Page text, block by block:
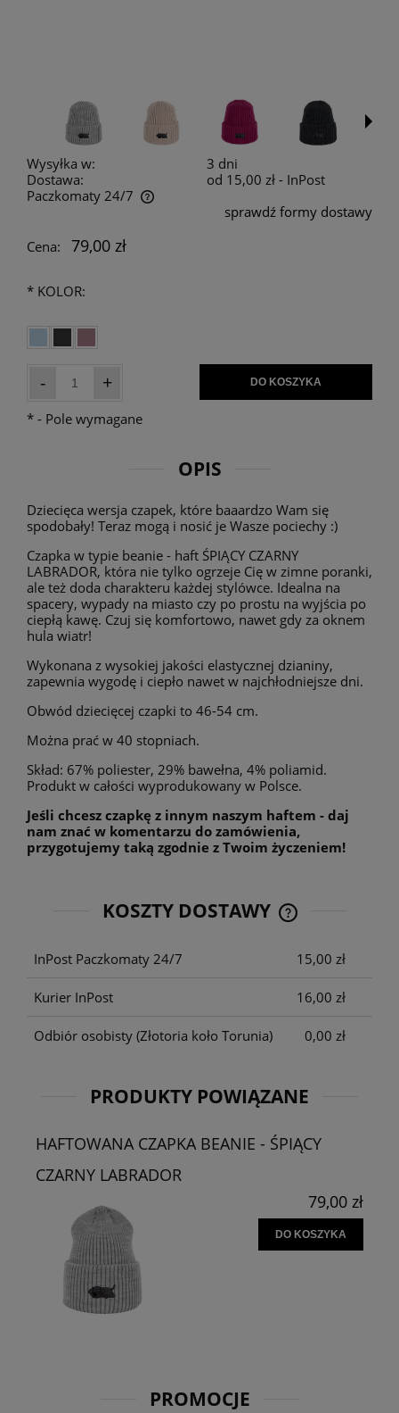
Wysyłka w:
3 dni
Dostawa:
od 15,00 zł - InPost
Paczkomaty 24/7
Cena nie zawiera ewentualnych kosztów płatności
sprawdź formy dostawy
Cena:
79,00 zł
* KOLOR:
- + DO KOSZYKA
* - Pole wymagane
OPIS
Dziecięca wersja czapek, które baaardzo Wam się
spodobały! Teraz mogą i nosić je Wasze pociechy :)
Czapka w typie beanie - haft ŚPIĄCY CZARNY
LABRADOR, która nie tylko ogrzeje Cię w zimne poranki,
ale też doda charakteru każdej stylówce. Idealna na
spacery, wypady na miasto czy po prostu na wyjścia po
ciepłą kawę. Czuj się komfortowo, nawet gdy za oknem
hula wiatr!
Wykonana z wysokiej jakości elastycznej dzianiny,
zapewnia wygodę i ciepło nawet w najchłodniejsze dni.
Obwód dziecięcej czapki to 46-54 cm.
Można prać w 40 stopniach.
Skład: 67% poliester, 29% bawełna, 4% poliamid.
Produkt w całości wyprodukowany w Polsce.
Jeśli chcesz czapkę z innym naszym haftem - daj
nam znać w komentarzu do zamówienia,
przygotujemy taką zgodnie z Twoim życzeniem!
KOSZTY DOSTAWY
CENA NIE
InPost Paczkomaty 24/7 15,00 zł
Kurier InPost 16,00 zł
Odbiór osobisty (Złotoria koło Torunia) 0,00 zł
PRODUKTY POWIĄZANE
HAFTOWANA CZAPKA BEANIE - ŚPIĄCY
CZARNY LABRADOR
79,00 zł
DO KOSZYKA
PROMOCJE